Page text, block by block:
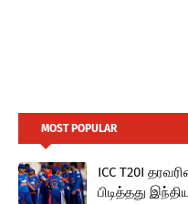
MOST POPULAR
ICC T20I
பிடித்தது